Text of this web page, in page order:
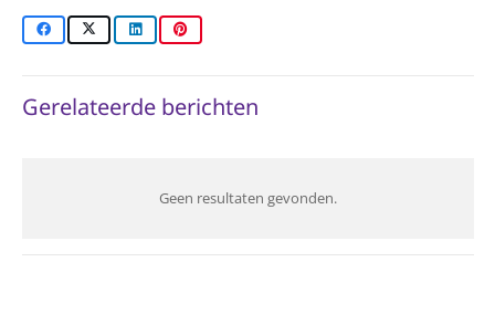
Gerelateerde berichten
Geen resultaten gevonden.